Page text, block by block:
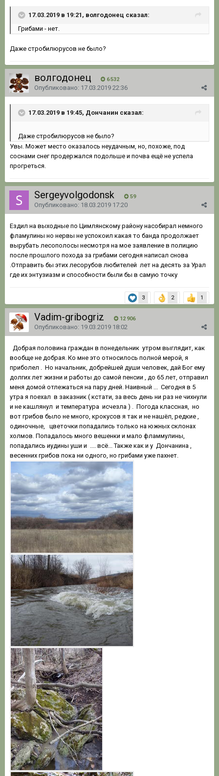
17.03.2019 в 19:21, волгодонец сказал:
Грибами - нет.
Даже стробилюрусов не было?
волгодонец 6 532
Опубликовано: 17.03.2019 22:36
17.03.2019 в 19:45, Дончанин сказал:
Даже стробилюрусов не было?
Увы. Может место оказалось неудачным, но, похоже, под
соснами снег продержался подольше и почва ещё не успела
прогреться.
Sergeyvolgodonsk 59
Опубликовано: 18.03.2019 17:20
Ездил на выходные по Цимлянскому району насобирал немного
фламулины но нервы не успокоил какая то банда продолжает
вырубать лесополосы несмотря на мое заявление в полицию
после прошлого похода за грибами сегодня написал снова
.Отправить бы этих лесорубов любителей лет на десять за Урал
где их энтузиазм и способности были бы в самую точку
3 2 1
Vadim-gribogriz 12 906
Опубликовано: 19.03.2019 18:02
Добрая половина граждан в понедельник утром выглядит, как
вообще не добрая. Ко мне это относилось полной мерой, я
приболел . Но начальник, добрейшей души человек, дай Бог ему
долгих лет жизни и работы до самой пенсии , до 65 лет, отправил
меня домой отлежаться на пару дней. Наивный ... Сегодня в 5
утра я поехал в заказник ( кстати, за весь день ни раз не чихнули
и не кашлянул и температура исчезла ) . Погода классная, но
вот грибов было не много, крокусов я так и не нашёл, редкие ,
одиночные, цветочки попадались только на южных склонах
холмов. Попадалось много вешенки и мало фламмулины,
попадались иудины уши и .... всё... Также как и у Дончанина ,
весенних грибов пока ни одного, но грибами уже пахнет.